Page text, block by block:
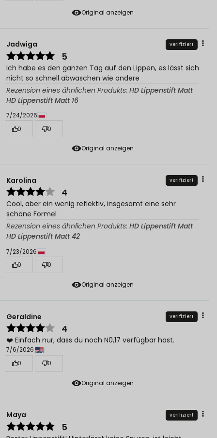
Original anzeigen
Original anzeigen
Jadwiga verifiziert
5
Ich habe es den ganzen Tag auf den Lippen, es lässt sich
nicht so schnell abwaschen wie andere
Rezension eines ähnlichen Produkts: HD Lippenstift Matt
HD Lippenstift Matt 16
7/24/2026
0
0
Original anzeigen
Karolina verifiziert
4
Cool, aber ein wenig reflektiv, insgesamt eine sehr
schöne Formel
Rezension eines ähnlichen Produkts: HD Lippenstift Matt
HD Lippenstift Matt 42
7/23/2026
0
0
Original anzeigen
Geraldine verifiziert
4
❤️ Einfach nur, dass du noch N0,17 verfügbar hast.
7/6/2026
0
0
Maya verifiziert
5